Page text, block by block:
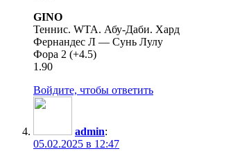
GINO
Теннис. WTA. Абу-Даби. Хард
Фернандес Л — Сунь Лулу
Фора 2 (+4.5)
1.90
Войдите, чтобы ответить
admin:
05.02.2025 в 12:47